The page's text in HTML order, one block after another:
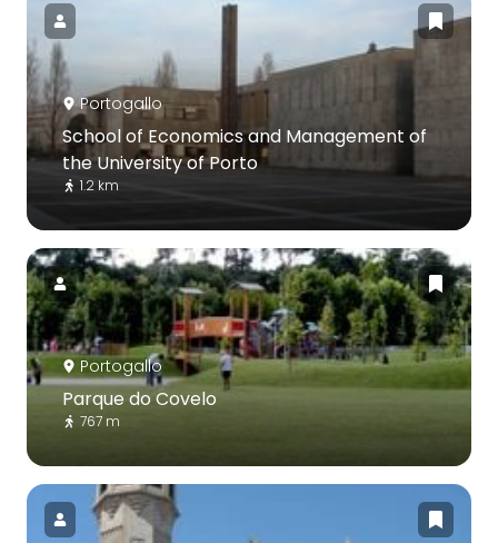
Portogallo
School of Economics and Management of
the University of Porto
1.2 km
Portogallo
Parque do Covelo
767 m